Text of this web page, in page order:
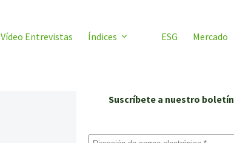
Vídeo Entrevistas Índices ESG Mercado
Suscríbete a nuestro boletín